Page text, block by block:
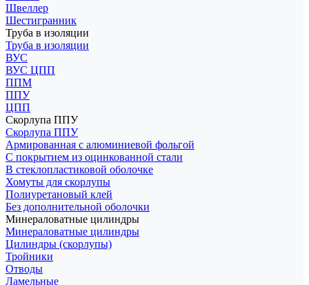
Швеллер
Шестигранник
Труба в изоляции
Труба в изоляции
ВУС
ВУС ЦПП
ППМ
ППУ
ЦПП
Скорлупа ППУ
Скорлупа ППУ
Армированная с алюминиевой фольгой
С покрытием из оцинкованной стали
В стеклопластиковой оболочке
Хомуты для скорлупы
Полиуретановый клей
Без дополнительной оболочки
Минераловатные цилиндры
Минераловатные цилиндры
Цилиндры (скорлупы)
Тройники
Отводы
Ламельные